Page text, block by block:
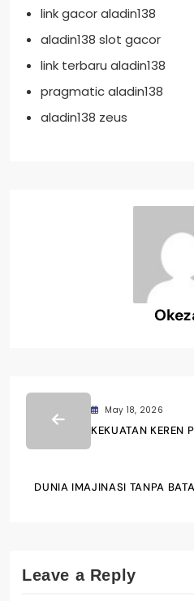
link gacor aladin138
aladin138 slot gacor
link terbaru aladin138
pragmatic aladin138
aladin138 zeus
May 18, 2026
KEKUATAN KEREN
DUNIA IMAJINASI TANPA
Leave a Reply